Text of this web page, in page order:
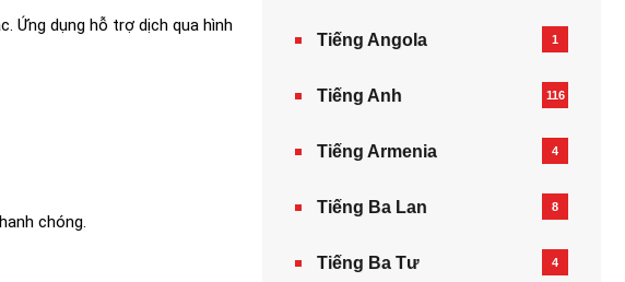
Ứng dụng hỗ trợ dịch qua hình
chóng.
Tiếng Angola 1
Tiếng Anh 116
Tiếng Armenia‎ 4
Tiếng Ba Lan 8
Tiếng Ba Tư 4